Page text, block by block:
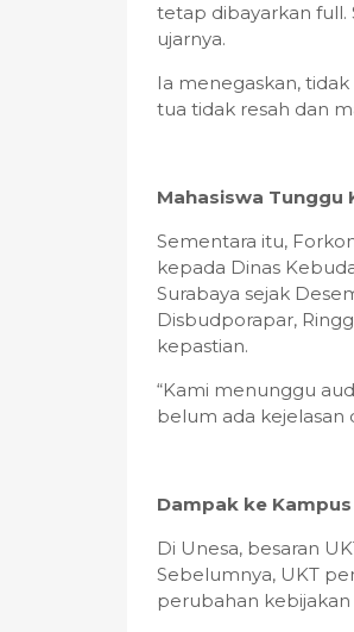
tetap dibayarkan full.
ujarnya.
Ia menegaskan,
tua tidak resah dan
Mahasiswa Tunggu
Sementara itu,
kepada Dinas
Surabaya sejak
Disbudporapar,
kepastian.
“Kami menunggu
belum ada kejelasan
Dampak ke
Di Unesa, besaran
Sebelumnya, UKT
perubahan